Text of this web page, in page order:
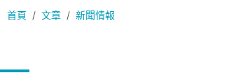
首頁 文章 新聞情報
出門｜Intel 搶先預告下代 Thunderbolt 規格